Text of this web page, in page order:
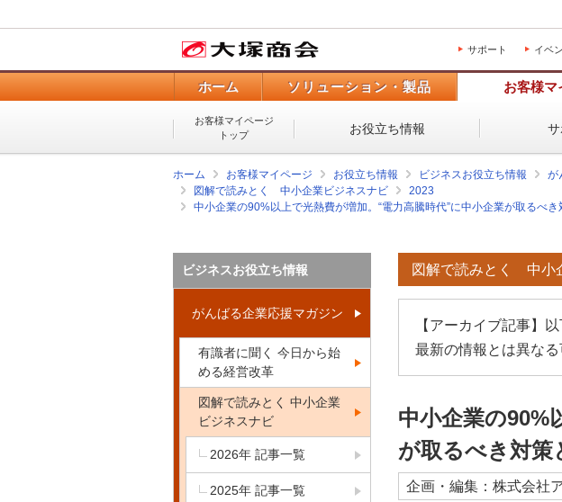
サポート イベ
ホーム ソリューション・製品 お客様マ
お客様マイページ
トップ
お役立ち情報
ホーム お客様マイページ お役立ち情報 ビジネスお役立ち情報
が
図解で読みとく 中小企業ビジネスナビ
2023
中小企業の90%以上で光熱費が増加。“電力高騰時代”に中小企業が取るべき
図解で読みとく 中小
【アーカイブ記事】
最新の情報とは異な
中小企業の90%
が取るべき対策
企画・編集：株式会社
ビジネスお役立ち情報
がんばる企業応援マガジン
有識者に聞く 今日から始
める経営改革
図解で読みとく 中小企業
ビジネスナビ
2026年 記事一覧
2025年 記事一覧